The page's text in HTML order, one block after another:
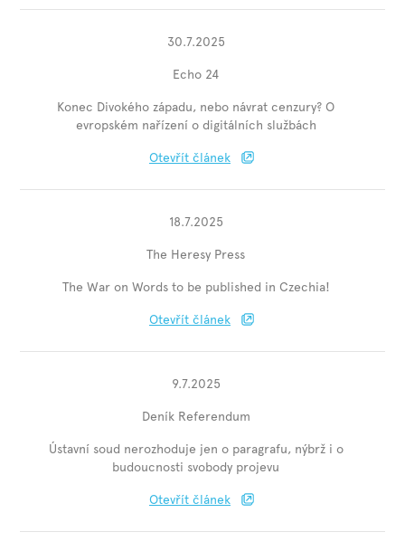
30.7.2025
Echo 24
Konec Divokého západu, nebo návrat cenzury? O
evropském nařízení o digitálních službách
Otevřít článek
18.7.2025
The Heresy Press
The War on Words to be published in Czechia!
Otevřít článek
9.7.2025
Deník Referendum
Ústavní soud nerozhoduje jen o paragrafu, nýbrž i o
budoucnosti svobody projevu
Otevřít článek